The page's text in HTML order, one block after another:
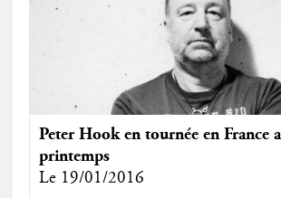
Peter Hook en tournée en France
printemps
Le 19/01/2016